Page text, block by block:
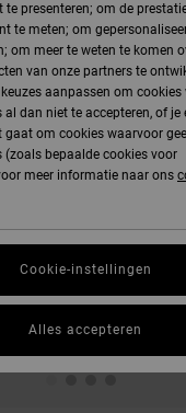
presenteren; om de
te meten; om
om meer te weten te komen
van onze partners te
aanpassen om
dan niet te accepteren, of je
gaat om cookies waarvoor
bepaalde cookies voor
meer informatie naar ons
Cookie-instellingen
Alles accepteren